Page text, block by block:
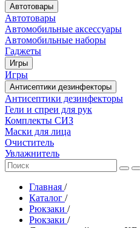
Автотовары
Автотовары
Автомобильные аксессуары
Автомобильные наборы
Гаджеты
Игры
Игры
Антисептики дезинфекторы
Антисептики дезинфекторы
Гели и спреи для рук
Комплекты СИЗ
Маски для лица
Очиститель
Увлажнитель
Главная /
Каталог /
Рюкзаки /
Рюкзаки /